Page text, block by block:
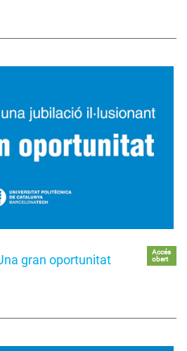
gran oportunitat
Accés
obert